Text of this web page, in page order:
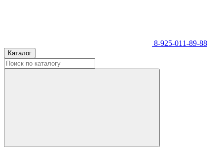
8-925-011-89-88
Каталог